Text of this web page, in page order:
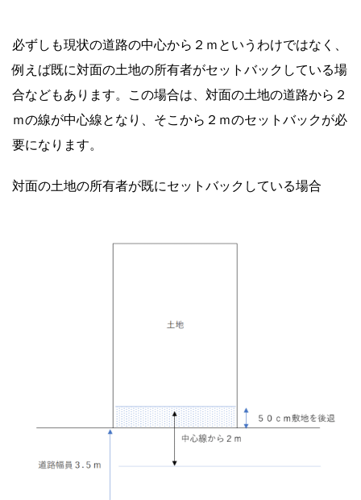
必ずしも現状の道路の中心から２ｍというわけではなく、
例えば既に対面の土地の所有者がセットバックしている場
合などもあります。この場合は、対面の土地の道路から２
ｍの線が中心線となり、そこから２ｍのセットバックが必
要になります。
対面の土地の所有者が既にセットバックしている場合